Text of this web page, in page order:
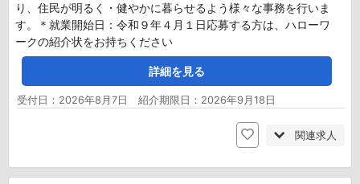
り、住民が明るく・健やかに暮らせるよう様々な事務を行いま
す。＊就業開始日：令和９年４月１日応募する方は、ハローワ
ークの紹介状をお持ちください
詳細を見る
受付日：2026年8月7日 紹介期限日：2026年9月18日
関連求人